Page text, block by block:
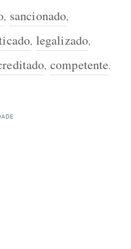
, sancionado,
, legalizado,
, competente.